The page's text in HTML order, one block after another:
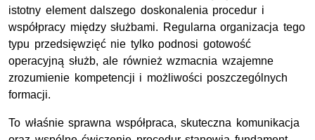
istotny element dalszego doskonalenia procedur i
współpracy między służbami. Regularna organizacja tego
typu przedsięwzięć nie tylko podnosi gotowość
operacyjną służb, ale również wzmacnia wzajemne
zrozumienie kompetencji i możliwości poszczególnych
formacji.
To właśnie sprawna współpraca, skuteczna komunikacja